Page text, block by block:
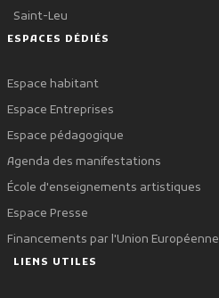
Saint-Leu
ESPACES DÉDIÉS
Espace habitant
Espace Entreprises
Espace pédagogique
Agenda des manifestations
École d'enseignements artistiques
Espace Presse
Financements par l'Union Européenne
LIENS UTILES